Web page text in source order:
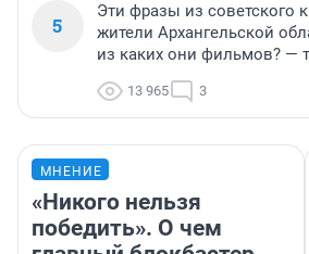
5
Эти фразы из советского
жители Архангельской
из каких они фильмов? —
13 965 3
МНЕНИЕ
«Никого нельзя
победить». О чем